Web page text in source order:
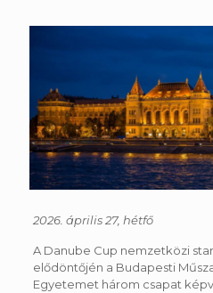
2026. április 27, hétfő
A Danube Cup nemzetközi
elődöntőjén a Budapesti
Egyetemet három csapat